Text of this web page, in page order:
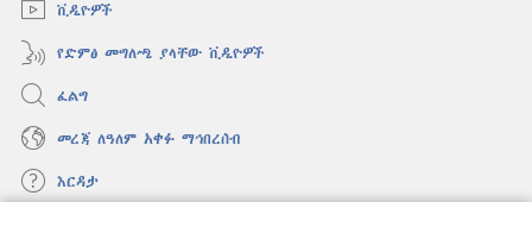
ቪዲዮዎች
የድምፅ መግለጫ ያላቸው ቪዲዮዎች
ፈልግ
መረጃ ለዓለም አቀፉ ማኅበረሰብ
እርዳታ